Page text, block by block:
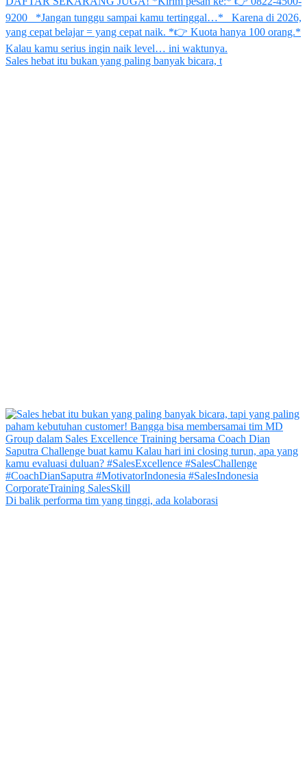
Sales hebat itu bukan yang paling banyak bicara, t
Di balik performa tim yang tinggi, ada kolaborasi